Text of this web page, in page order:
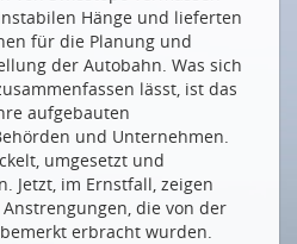
für den
Energie
Hänge und lieferten
für die Planung und
der Autobahn. Was sich
lässt, ist das
aufgebauten
und Unternehmen.
umgesetzt und
Jetzt, im Ernstfall, zeigen
die von der
erbracht wurden.